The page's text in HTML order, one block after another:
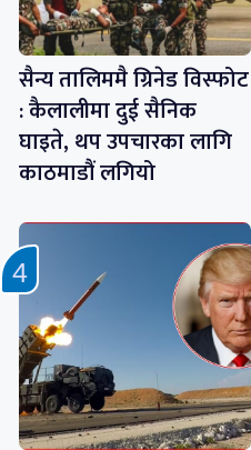
सैन्य तालिममै ग्रिनेड विस्फोट
: कैलालीमा दुई सैनिक
घाइते, थप उपचारका लागि
काठमाडौं लगियो